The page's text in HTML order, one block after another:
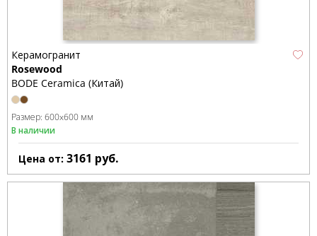
Керамогранит
Rosewood
BODE Ceramica (Китай)
Размер: 600x600 мм
В наличии
Цена от: 3161 руб.